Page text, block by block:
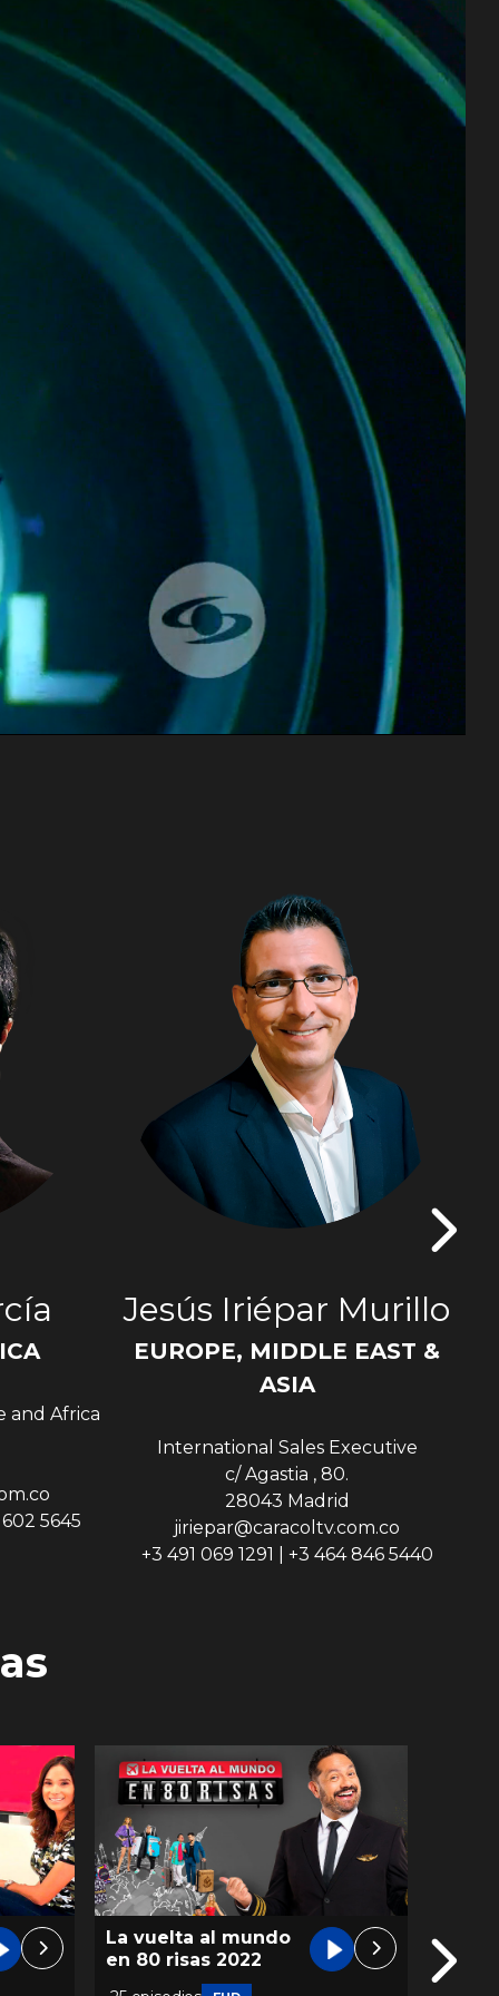
and Africa
5645
Jesús Iriépar Murillo
EUROPE, MIDDLE EAST &
ASIA
International Sales Executive
c/ Agastia , 80.
28043 Madrid
jiriepar@caracoltv.com.co
+3 491 069 1291 | +3 464 846 5440
La vuelta al mundo
en 80 risas 2022
Cana